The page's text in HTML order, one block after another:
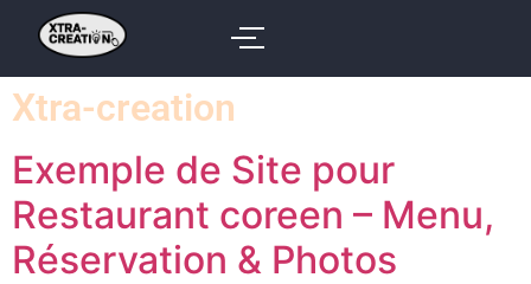
Xtra-creation
Exemple de Site pour
Restaurant coreen – Menu,
Réservation & Photos